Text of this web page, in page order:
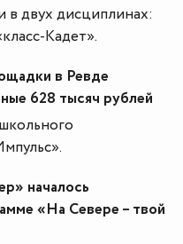
двух дисциплинах:
Кадет».
в Ревде
628 тысяч рублей
началось
«На Севере – твой